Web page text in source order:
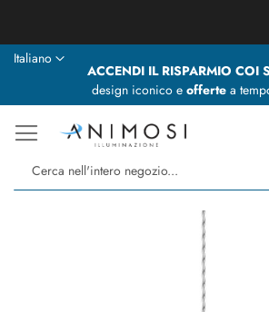
ACCENDI IL RISPARMIO COI
design iconico e offertea
Lingua
Italiano